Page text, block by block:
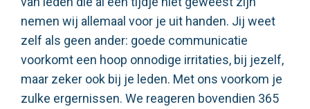
nemen wij allemaal voor je uit handen. Jij weet
zelf als geen ander: goede communicatie
voorkomt een hoop onnodige irritaties, bij jezelf,
maar zeker ook bij je leden. Met ons voorkom je
zulke ergernissen. We reageren bovendien 365